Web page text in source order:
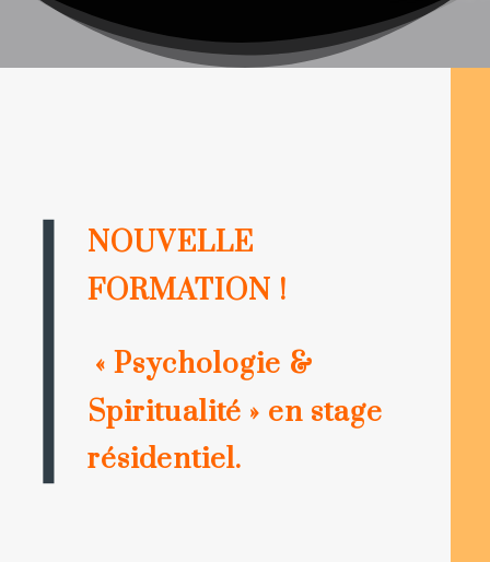
NOUVELLE
FORMATION !
« Psychologie &
Spiritualité » en stage
résidentiel.